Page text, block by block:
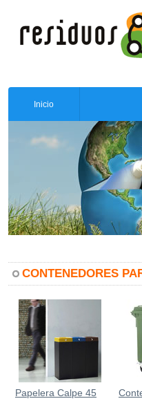
Inicio
CONTENEDORES
Papelera Calpe 45